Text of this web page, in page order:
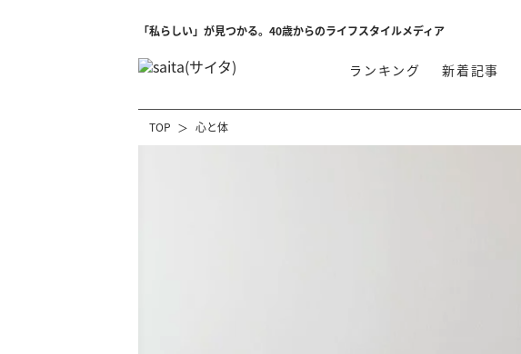
「私らしい」が見つかる。40歳からのライフスタイルメディア
ランキング 新着記事
TOP 心と体